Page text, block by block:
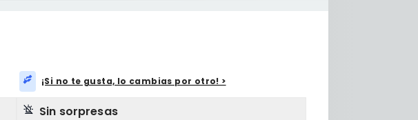
¡Si no te gusta, lo cambias por otro! >
Sin sorpresas